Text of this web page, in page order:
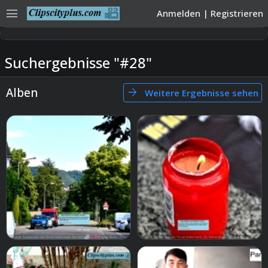
Anmelden | Registrieren
menu
Suchergebnisse "#28"
Alben arrow_forward Weitere Ergebnisse sehen